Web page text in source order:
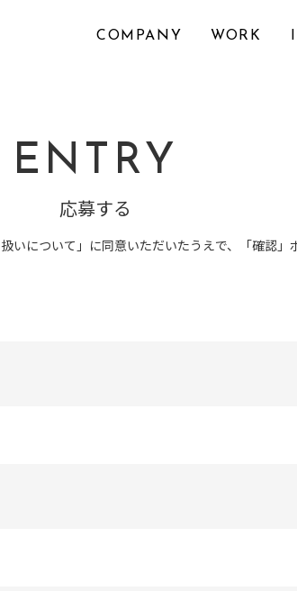
COMPANY WORK
ENTRY
応募する
いについて」に同意いただいたうえで、「確認」